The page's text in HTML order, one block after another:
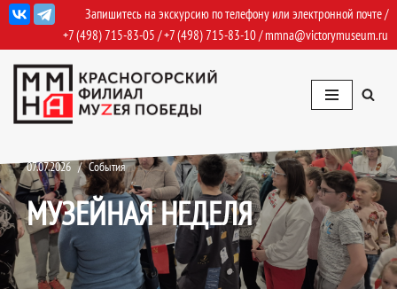
Перейти
к
содержимому
Запишитесь на экскурсию по телефону или электронной почте /
+7 (498) 715-83-05 /+7 (498) 715-83-10/mmna@victorymuseum.ru
07.07.2026 События
МУЗЕЙНАЯ НЕДЕЛЯ